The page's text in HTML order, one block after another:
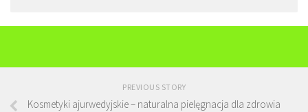
PREVIOUS STORY
Kosmetyki ajurwedyjskie – naturalna pielęgnacja dla zdrowia